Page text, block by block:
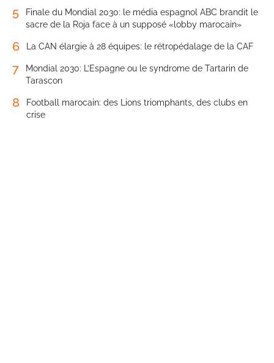
5
Finale du Mondial 2030: le média espagnol ABC brandit le
sacre de la Roja face à un supposé «lobby marocain»
6 La CAN élargie à 28 équipes: le rétropédalage de la CAF
7
Mondial 2030: L’Espagne ou le syndrome de Tartarin de
Tarascon
8
Football marocain: des Lions triomphants, des clubs en
crise